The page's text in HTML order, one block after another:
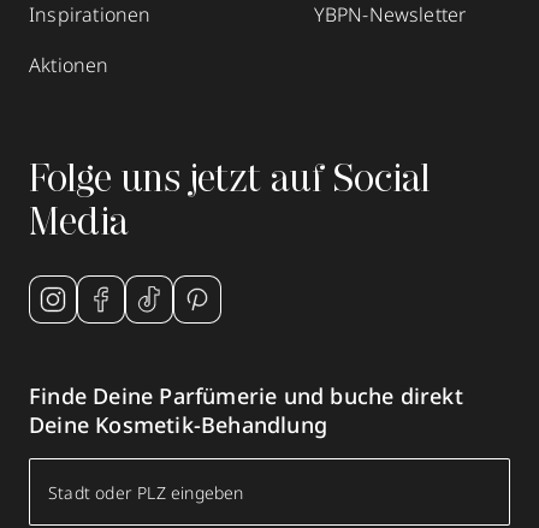
Inspirationen
Aktionen
YBPN-Newsletter
Folge uns jetzt auf Social
Media
Finde Deine Parfümerie und buche direkt
Deine Kosmetik-Behandlung